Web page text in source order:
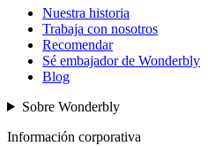
Nuestra historia
Trabaja con nosotros
Recomendar
Sé embajador de Wonderbly
Blog
Sobre Wonderbly
Información corporativa